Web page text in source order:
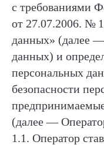
с требованиями
от 27.07.2006. №
данных» (далее
данных) и
персональных
безопасности
(далее —
1.1. Оператор